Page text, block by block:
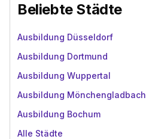
Beliebte Städte
Ausbildung Düsseldorf
Ausbildung Dortmund
Ausbildung Wuppertal
Ausbildung Mönchengladbach
Ausbildung Bochum
Alle Städte